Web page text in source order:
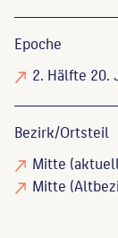
Epoche
2. Hälfte 20.
Bezirk/Ortsteil
Mitte
Mitte